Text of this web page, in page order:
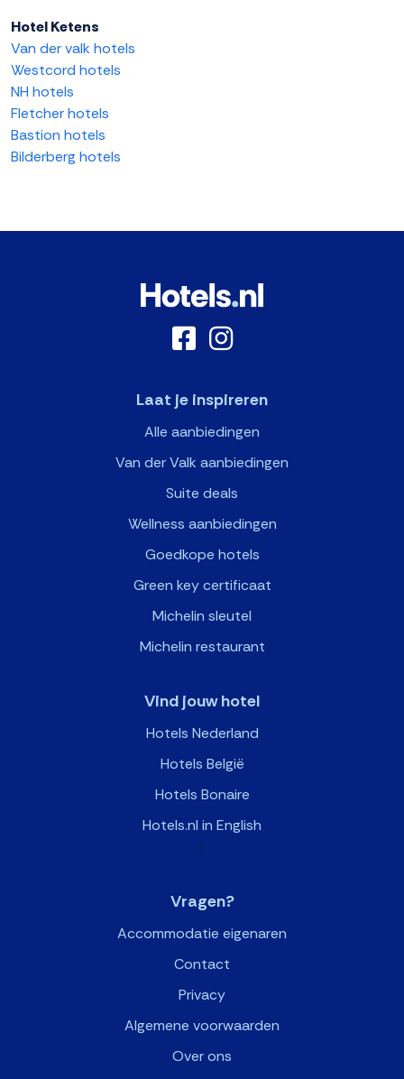
Hotel Ketens
Van der valk hotels
Westcord hotels
NH hotels
Fletcher hotels
Bastion hotels
Bilderberg hotels
Laat je inspireren
Alle aanbiedingen
Van der Valk aanbiedingen
Suite deals
Wellness aanbiedingen
Goedkope hotels
Green key certificaat
Michelin sleutel
Michelin restaurant
Vind jouw hotel
Hotels Nederland
Hotels België
Hotels Bonaire
Hotels.nl in English
>
Vragen?
Accommodatie eigenaren
Contact
Privacy
Algemene voorwaarden
Over ons